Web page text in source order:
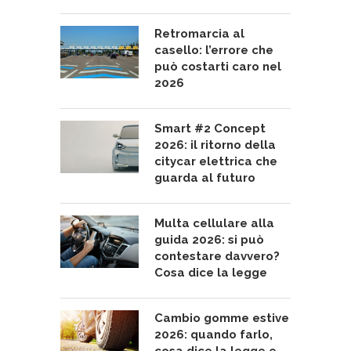
Retromarcia al
casello: l’errore che
può costarti caro nel
2026
Smart #2 Concept
2026: il ritorno della
citycar elettrica che
guarda al futuro
Multa cellulare alla
guida 2026: si può
contestare davvero?
Cosa dice la legge
Cambio gomme estive
2026: quando farlo,